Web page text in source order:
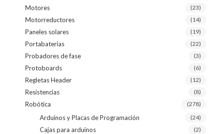
Motores (23)
Motorreductores (14)
Paneles solares (19)
Portabaterias (22)
Probadores de fase (3)
Protoboards (6)
Regletas Header (12)
Resistencias (8)
Robótica (278)
Arduinos y Placas de Programación (24)
Cajas para arduinos (2)